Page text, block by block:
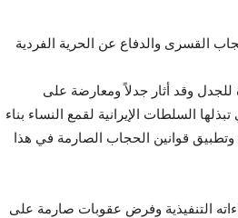
القسری والدفاع عن الحرية الفردية
للجدل وقد أثار جدلاً ومعارضة على
السلطات الإيرانية لقمع النساء بناء
وتطبيق قوانين الحجاب الصارمة في هذا
التنفيذية وفرض عقوبات صارمة على